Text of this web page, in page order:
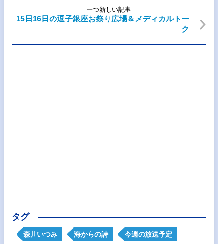
一つ新しい記事
15日16日の逗子銀座お祭り広場＆メディカルトー
ク
タグ
森川いつみ 海からの詩 今週の放送予定